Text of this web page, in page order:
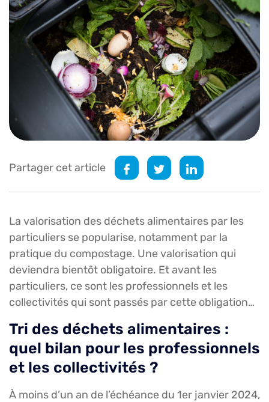
Partager cet article
La valorisation des déchets alimentaires par les
particuliers se popularise, notamment par la
pratique du compostage. Une valorisation qui
deviendra bientôt obligatoire. Et avant les
particuliers, ce sont les professionnels et les
collectivités qui sont passés par cette obligation…
Tri des déchets alimentaires :
quel bilan pour les professionnels
et les collectivités ?
À moins d’un an de l’échéance du 1er janvier 2024,